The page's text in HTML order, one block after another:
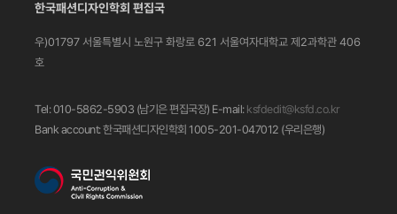
한국패션디자인학회 편집국
우)01797 서울특별시 노원구 화랑로 621 서울여자대학교 제2과학관 406
호
Tel: 010-5862-5903 (남기은 편집국장) E-mail: ksfdedit@ksfd.co.kr
Bank account: 한국패션디자인학회 1005-201-047012 (우리은행)